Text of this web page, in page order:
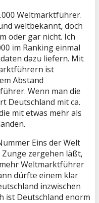
Weltmarktführer.
weltbekannt, doch
oder gar nicht. Ich
im Ranking einmal
dazu liefern. Mit
ist
Abstand
Wenn man die
Deutschland mit ca.
mit etwas mehr als
Eins der Welt
zergehen läßt,
Weltmarktführer
dürfte einem klar
inzwischen
ist Deutschland enorm